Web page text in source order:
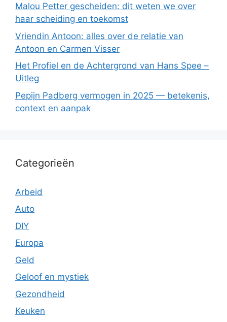
Malou Petter gescheiden: dit weten we over
haar scheiding en toekomst
Vriendin Antoon: alles over de relatie van
Antoon en Carmen Visser
Het Profiel en de Achtergrond van Hans Spee –
Uitleg
Pepijn Padberg vermogen in 2025 — betekenis,
context en aanpak
Categorieën
Arbeid
Auto
DIY
Europa
Geld
Geloof en mystiek
Gezondheid
Keuken